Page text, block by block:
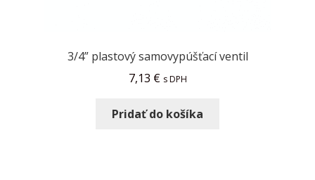
3/4” plastový samovypúšťací ventil
7,13 € s DPH
Pridať do košíka